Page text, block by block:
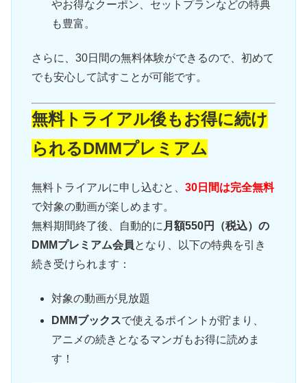
やお得なクーポン、セットプランなどの特典
も豊富。
さらに、30日間の無料体験ができるので、初めて
でも安心して試すことが可能です。
無料トライアル後もお得に続け
られるDMMプレミアム
無料トライアルに申し込むと、 30日間は完全無料
で対象の動画が楽しめます。
無料期間終了後、自動的に 月額550円（税込）の
DMMプレミアム会員となり、以下の特典を引き
続き受けられます：
対象の動画が見放題
DMMブックスで使えるポイントが貯まり、
アニメの続きとなるマンガもお得に読めま
す！